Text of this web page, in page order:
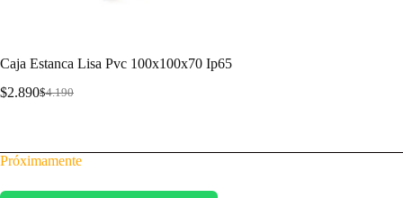
Caja Estanca Lisa Pvc 100x100x70 Ip65
$4.190
$2.890
Próximamente